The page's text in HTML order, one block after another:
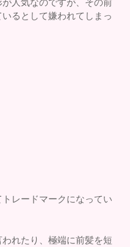
るとして嫌われてしまっ
レードマークになってい
れたり、極端に前髪を短